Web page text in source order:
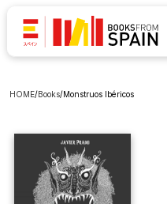
HOME/Books/Monstruos Ibéricos